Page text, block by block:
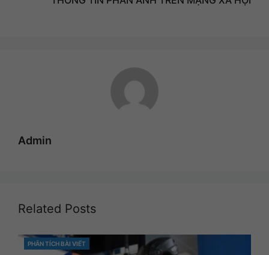
Admin
Related Posts
CATEGORIES
PHÂN TÍCH BÀI VIẾT